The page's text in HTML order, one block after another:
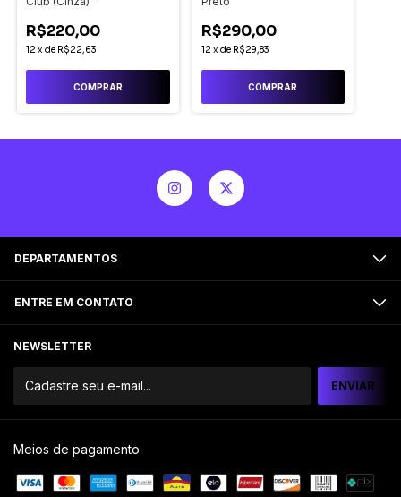
R$220,00
12 xde R$22,63
R$290,00
12 xde R$29,83
COMPRAR
DEPARTAMENTOS
ENTRE EM CONTATO
NEWSLETTER
Meios de pagamento